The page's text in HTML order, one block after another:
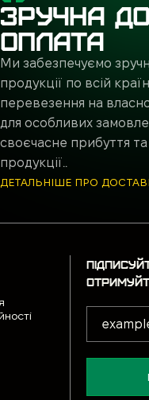
ЗРУЧНА
ОПЛАТА
Ми забезпечуємо
продукції по всій
перевезення на
для особливих
своєчасне прибуття та
продукції..
ДЕТАЛЬНІШЕ ПРО